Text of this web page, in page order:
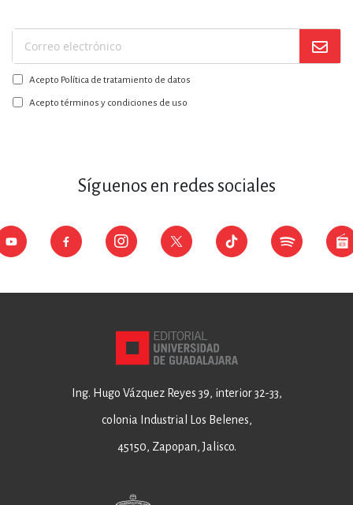
Suscríbase
a
nuestro
boletín:
Acepto Política de tratamiento de datos
Acepto términos y condiciones de uso
Síguenos en redes sociales
Ing. Hugo Vázquez Reyes 39, interior 32-33,
colonia Industrial Los Belenes,
45150, Zapopan, Jalisco.